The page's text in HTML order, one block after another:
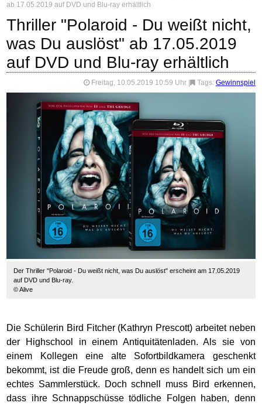
ab 17.05.2019 auf DVD und Blu-ray erhältlich
Thriller "Polaroid - Du weißt nicht,
was Du auslöst" ab 17.05.2019
auf DVD und Blu-ray erhältlich
Freitag, 10.05.2019 10:59 Uhr Tags: Gewinnspiel
Der Thriller "Polaroid - Du weißt nicht, was Du auslöst" erscheint am 17.05.2019
auf DVD und Blu-ray.
© Alive
Die Schülerin Bird Fitcher (Kathryn Prescott) arbeitet neben
der Highschool in einem Antiquitätenladen. Als sie von
einem Kollegen eine alte Sofortbildkamera geschenkt
bekommt, ist die Freude groß, denn es handelt sich um ein
echtes Sammlerstück. Doch schnell muss Bird erkennen,
dass ihre Schnappschüsse tödliche Folgen haben, denn